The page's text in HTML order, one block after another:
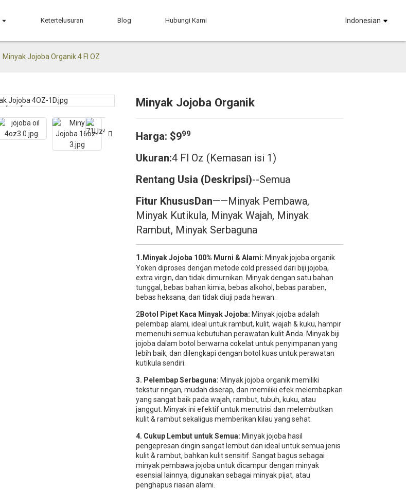
Ketertelusuran Blog Hubungi Kami Indonesian
Minyak Jojoba Organik 4 Fl OZ
Loading...
Loading... Loading...
Loading...
Minyak Jojoba Organik
Harga: $999
Ukuran:4 Fl Oz (Kemasan isi 1)
Rentang Usia (Deskripsi)--Semua
Fitur KhususDan——Minyak Pembawa,
Minyak Kutikula, Minyak Wajah, Minyak
Rambut, Minyak Serbaguna
1.Minyak Jojoba 100% Murni & Alami: Minyak jojoba organik
Yoken diproses dengan metode cold pressed dari biji jojoba,
extra virgin, dan tidak dimurnikan. Minyak dengan satu bahan
tunggal, bebas bahan kimia, bebas alkohol, bebas paraben,
bebas heksana, dan tidak diuji pada hewan.
2 Botol Pipet Kaca Minyak Jojoba: Minyak jojoba adalah
pelembap alami, ideal untuk rambut, kulit, wajah & kuku, hampir
memenuhi semua kebutuhan perawatan kulit Anda. Minyak biji
jojoba dalam botol berwarna cokelat untuk penyimpanan yang
lebih baik, dan dilengkapi dengan botol kuas untuk perawatan
kutikula sendiri.
3. Pelembap Serbaguna: Minyak jojoba organik memiliki
tekstur ringan, mudah diserap, dan memiliki efek melembapkan
yang sangat baik pada wajah, rambut, tubuh, kuku, atau
janggut. Minyak ini efektif untuk menutrisi dan melembutkan
kulit & rambut sekaligus memberikan kilau yang sehat.
4. Cukup Lembut untuk Semua: Minyak jojoba hasil
pengepresan dingin sangat lembut dan ideal untuk semua jenis
kulit & rambut, bahkan kulit sensitif. Sangat bagus sebagai
minyak pembawa jojoba untuk dicampur dengan minyak
esensial lainnya, digunakan sebagai minyak pijat, atau
penghapus riasan alami.